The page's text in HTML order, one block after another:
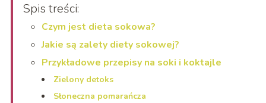
Spis treści:
Czym jest dieta sokowa?
Jakie są zalety diety sokowej?
Przykładowe przepisy na soki i koktajle
Zielony detoks
Słoneczna pomarańcza